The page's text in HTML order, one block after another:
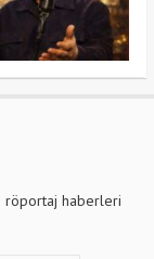
röportaj haberleri